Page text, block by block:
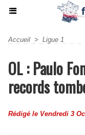
Accueil > Ligue 1
OL : Paulo
records
Rédigé le Vendredi 3